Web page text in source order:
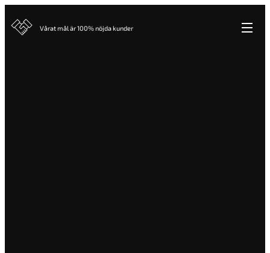
Vårat mål är 100% nöjda kunder